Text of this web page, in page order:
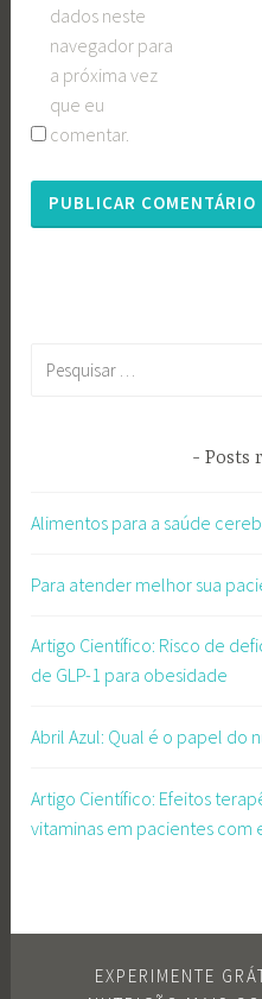
dados neste
navegador para
a próxima vez
que eu
comentar.
Posts
Alimentos para a saúde
Para atender melhor sua
Artigo Científico: Risco de
de GLP-1 para obesidade
Abril Azul: Qual é o papel do
Artigo Científico: Efeitos
vitaminas em pacientes com
EXPERIMENTE